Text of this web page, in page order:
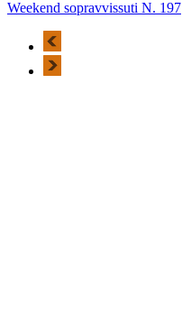
Weekend sopravvissuti N. 197